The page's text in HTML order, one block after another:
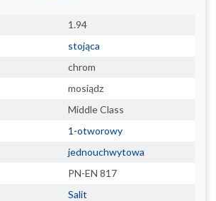
1.94
stojąca
chrom
mosiądz
Middle Class
1-otworowy
jednouchwytowa
PN-EN 817
Salit